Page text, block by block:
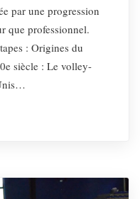
par une progression
que professionnel.
: Origines du
siècle : Le volley-